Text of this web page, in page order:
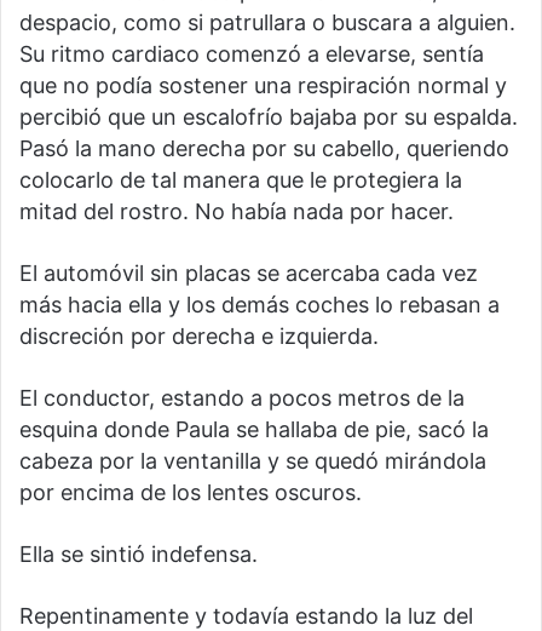
despacio, como si patrullara o buscara a alguien.
Su ritmo cardiaco comenzó a elevarse, sentía
que no podía sostener una respiración normal y
percibió que un escalofrío bajaba por su espalda.
Pasó la mano derecha por su cabello, queriendo
colocarlo de tal manera que le protegiera la
mitad del rostro. No había nada por hacer.
El automóvil sin placas se acercaba cada vez
más hacia ella y los demás coches lo rebasan a
discreción por derecha e izquierda.
El conductor, estando a pocos metros de la
esquina donde Paula se hallaba de pie, sacó la
cabeza por la ventanilla y se quedó mirándola
por encima de los lentes oscuros.
Ella se sintió indefensa.
Repentinamente y todavía estando la luz del